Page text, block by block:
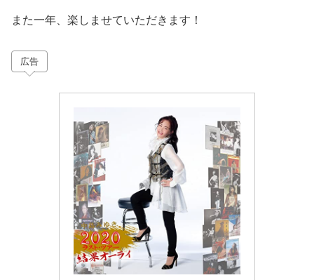
また一年、楽しませていただきます！
広告